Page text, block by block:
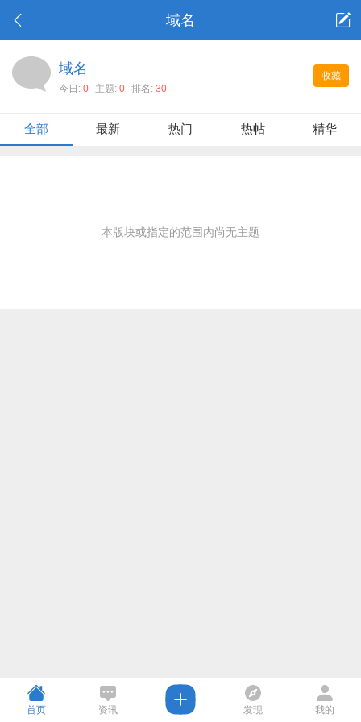
域名
收藏
域名
今日: 0 主题: 0 排名: 30
全部 最新 热门 热帖 精华
本版块或指定的范围内尚无主题
首页 资讯 发现 我的